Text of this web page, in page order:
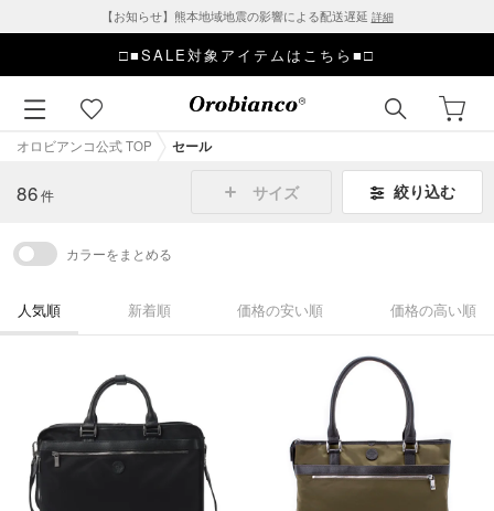
【お知らせ】熊本地域地震の影響による配送遅延 詳細
□■SALE対象アイテムはこちら■□
オロビアンコ公式 TOP セール
86件 サイズ 絞り込む
カラーをまとめる
人気順 新着順 価格の安い順 価格の高い順